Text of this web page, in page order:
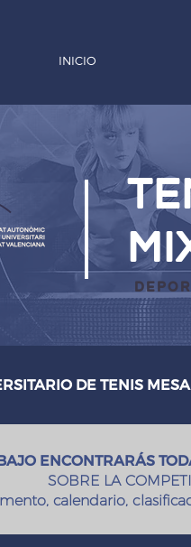
INICIO
DE TENIS
ENCONTRARÁS
SOBRE LA
calendario,